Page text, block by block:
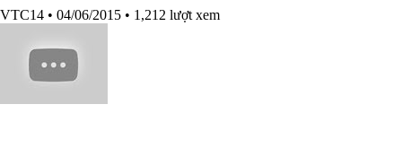
VTC14 • 04/06/2015 • 1,212 lượt xem